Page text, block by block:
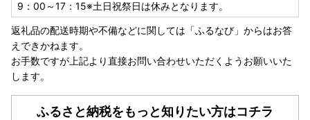
認いただきますようお願いいたします。
該当地域へのお届けは配送業者各社における規制状況次第と
なります。
ご希望のお届け指定日にお応えできかねる場合もございます
のでご了承ください。
❖ふるさと納税の対象となる地方団体の指定について❖
9：00～17：15※土日祝祭日は休みとなります。
返礼品の配送時期や不備などに関しては「ふるなび」からはお答
えできかねます。
お手数ですが上記より直接お問い合わせいただくようお願いいた
します。
ふるさと納税をもっと知りたい方はコチラ